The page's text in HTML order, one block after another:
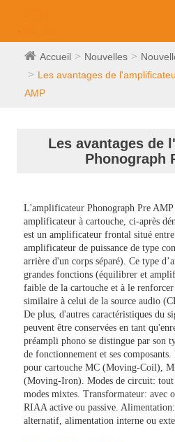
Accueil Nouvelles
Les avantages de
AMP
Les avantages de
Phonograph
L'amplificateur Phonograph Pre AMP
amplificateur à cartouche, ci-après
est un amplificateur frontal situé
amplificateur de puissance de type
arrière d'un corps séparé). Ce type
grandes fonctions (équilibrer et
faible de la cartouche et à le
similaire à celui de la source audio
De plus, d'autres caractéristiques du
peuvent être conservées en tant
préampli phono se distingue par son
de fonctionnement et ses
pour cartouche MC (Moving-Coil),
(Moving-Iron). Modes de circuit: tout
modes mixtes. Transformateur: avec
RIAA active ou passive.
alternatif, alimentation interne ou